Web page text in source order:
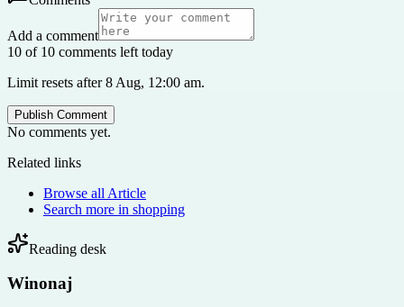
Add a comment
10 of 10 comments left today
Limit resets after 8 Aug, 12:00 am.
Publish Comment
No comments yet.
Related links
Browse all Article
Search more in shopping
Reading desk
Winonaj